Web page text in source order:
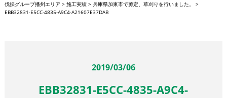
伐採グループ播州エリア > 施工実績> 兵庫県加東市で剪定、草刈りを行いました。
>
EBB32831-E5CC-4835-A9C4-A21607E37DAB
2019/03/06
EBB32831-E5CC-4835-A9C4-